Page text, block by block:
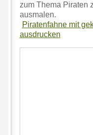
zum Thema Piraten
ausmalen.
Piratenfahne mit
ausdrucken